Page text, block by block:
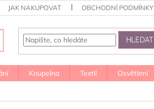
JAK NAKUPOVAT OBCHODNÍ PODMÍNKY
HLEDAT
Koupelna Textil Osvětlení